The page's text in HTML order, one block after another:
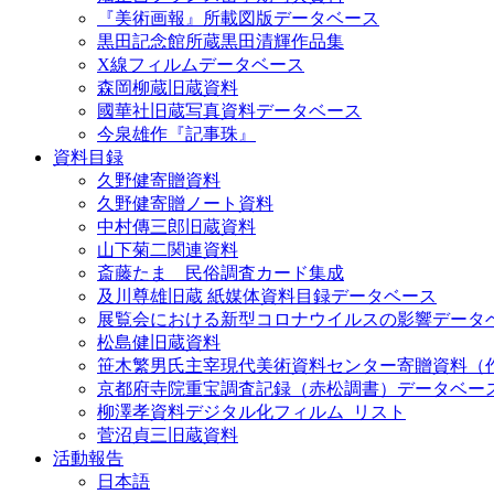
『美術画報』所載図版データベース
黒田記念館所蔵黒田清輝作品集
X線フィルムデータベース
森岡柳蔵旧蔵資料
國華社旧蔵写真資料データベース
今泉雄作『記事珠』
資料目録
久野健寄贈資料
久野健寄贈ノート資料
中村傳三郎旧蔵資料
山下菊二関連資料
斎藤たま 民俗調査カード集成
及川尊雄旧蔵 紙媒体資料目録データベース
展覧会における新型コロナウイルスの影響データ
松島健旧蔵資料
笹木繁男氏主宰現代美術資料センター寄贈資料（
京都府寺院重宝調査記録（赤松調書）データベー
柳澤孝資料デジタル化フィルム_リスト
菅沼貞三旧蔵資料
活動報告
日本語